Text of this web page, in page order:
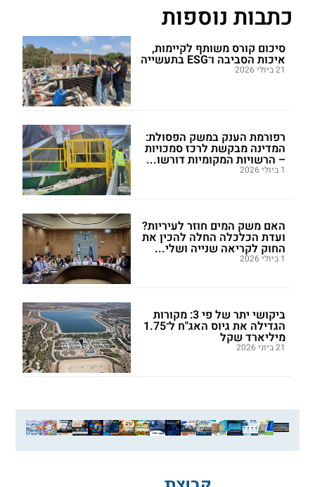
כתבות נוספות
סיכום קורס משותף לקיימות,
איכות הסביבה ו־ESG בתעשייה
21 ביולי 2026
רפורמת הענק במשק הפסולת:
המדינה מבקשת לרכז סמכויות
– הרשויות המקומיות דורשו...
1 ביולי 2026
האם משק המים חוזר לעיריות?
ועדת הכלכלה החלה להכין את
החוק לקריאה שנייה ושלי...
1 ביולי 2026
ביקושי יתר של פי 3: מקורות
הגדילה את גיוס האג"ח ל־1.75
מיליארד שקל
21 ביוני 2026